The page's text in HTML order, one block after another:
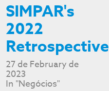
SIMPAR's
2022
Retrospective
27 de February de
2023
In "Negócios"